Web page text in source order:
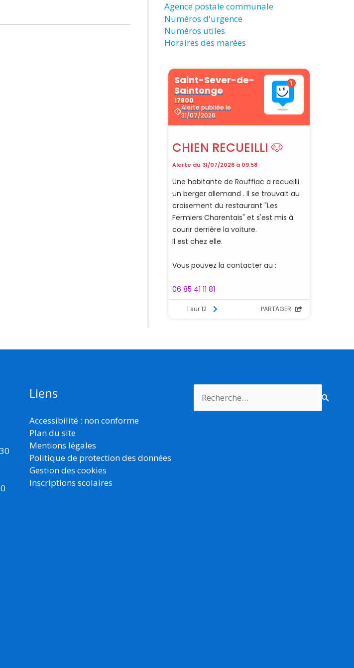
Agence postale communale
Numéros d'urgence
Numéros utiles
Horaires des marées
Liens
Accessibilité : non conforme
Plan du site
Mentions légales
Politique de protection des données
Gestion des cookies
Inscriptions scolaires